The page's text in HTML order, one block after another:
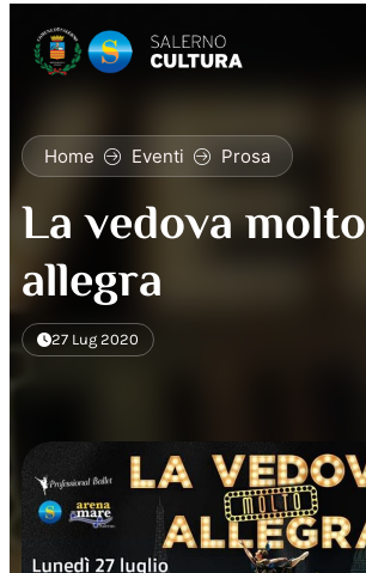
Home Eventi Prosa
La vedova molto
allegra
27 Lug 2020